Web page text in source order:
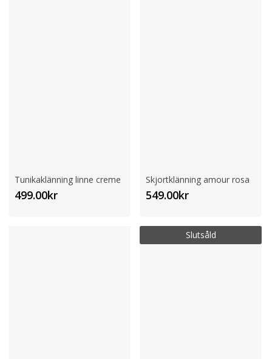
Tunikaklänning linne creme
499.00kr
Skjortklänning amour rosa
549.00kr
Slutsåld